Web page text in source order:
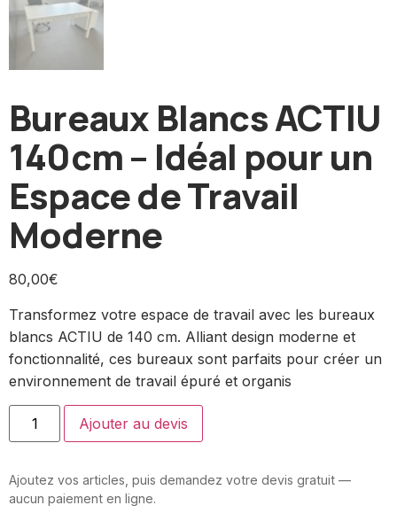
Bureaux Blancs ACTIU
140cm – Idéal pour un
Espace de Travail
Moderne
80,00€
Transformez votre espace de travail avec les bureaux
blancs ACTIU de 140 cm. Alliant design moderne et
fonctionnalité, ces bureaux sont parfaits pour créer un
environnement de travail épuré et organis
Ajouter au devis
Ajoutez vos articles, puis demandez votre devis gratuit —
aucun paiement en ligne.